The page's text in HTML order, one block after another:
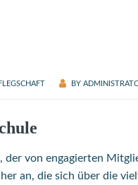
BY
der von engagierten
an, die sich über die